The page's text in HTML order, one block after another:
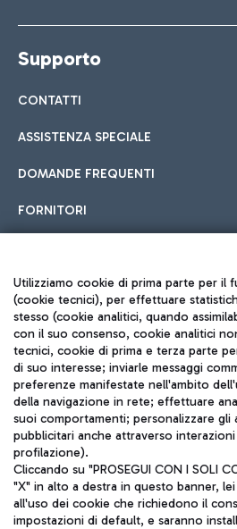
Supporto
CONTATTI
ASSISTENZA SPECIALE
DOMANDE FREQUENTI
FORNITORI
Seguici sui social
TRAVEL
ITA
Utilizziamo cookie di prima parte per il
(cookie tecnici), per effettuare
stesso (cookie analitici, quando
con il suo consenso, cookie analitici
tecnici, cookie di prima e terza parte
di suo interesse; inviarle messaggi
preferenze manifestate nell'ambito
della navigazione in rete; effettuare
suoi comportamenti; personalizzare gli
pubblicitari anche attraverso
profilazione).
Cliccando su "PROSEGUI CON I SOLI
"X" in alto a destra in questo banner,
all'uso dei cookie che richiedono il
impostazioni di default, e saranno